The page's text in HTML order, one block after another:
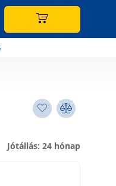
Jótállás: 24 hónap